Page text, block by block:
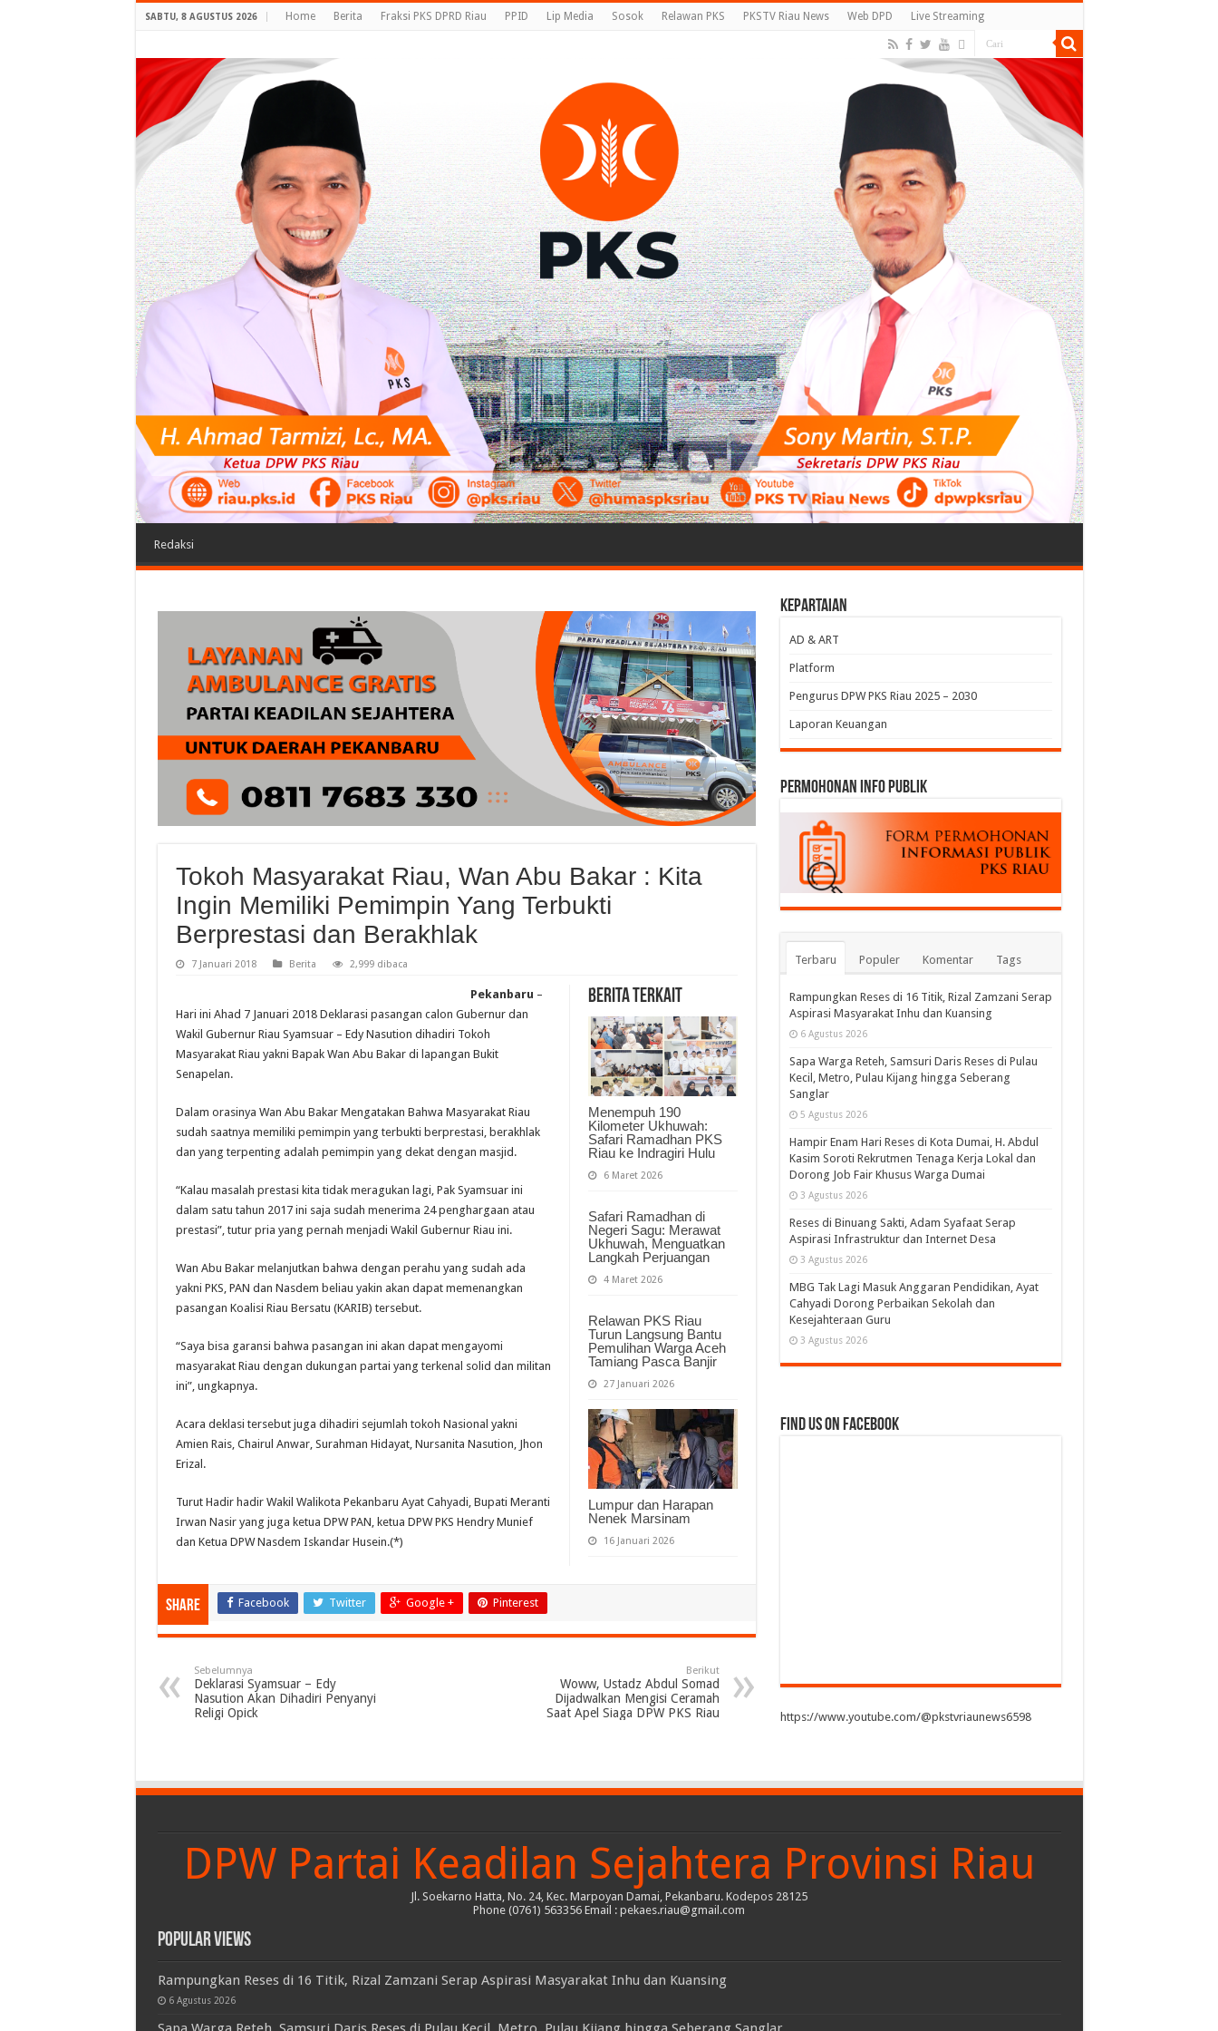
SABTU, 8 AGUSTUS 2026 Home Berita Fraksi PKS DPRD Riau PPID Lip Media Sosok Relawan PKS PKSTV Riau News Web DPD Live Streaming
Redaksi
Tokoh Masyarakat Riau, Wan Abu Bakar : Kita
Ingin Memiliki Pemimpin Yang Terbukti
Berprestasi dan Berakhlak
7 Januari 2018 Berita 2,999 dibaca
Berita Terkait
Menempuh 190
Kilometer Ukhuwah:
Safari Ramadhan PKS
Riau ke Indragiri Hulu
6 Maret 2026
Safari Ramadhan di
Negeri Sagu: Merawat
Ukhuwah, Menguatkan
Langkah Perjuangan
4 Maret 2026
Relawan PKS Riau
Turun Langsung Bantu
Pemulihan Warga Aceh
Tamiang Pasca Banjir
27 Januari 2026
Lumpur dan Harapan
Nenek Marsinam
16 Januari 2026
Pekanbaru –
Hari ini Ahad 7 Januari 2018 Deklarasi pasangan calon Gubernur dan
Wakil Gubernur Riau Syamsuar – Edy Nasution dihadiri Tokoh
Masyarakat Riau yakni Bapak Wan Abu Bakar di lapangan Bukit
Senapelan.
Dalam orasinya Wan Abu Bakar Mengatakan Bahwa Masyarakat Riau
sudah saatnya memiliki pemimpin yang terbukti berprestasi, berakhlak
dan yang terpenting adalah pemimpin yang dekat dengan masjid.
“Kalau masalah prestasi kita tidak meragukan lagi, Pak Syamsuar ini
dalam satu tahun 2017 ini saja sudah menerima 24 penghargaan atau
prestasi”, tutur pria yang pernah menjadi Wakil Gubernur Riau ini.
Wan Abu Bakar melanjutkan bahwa dengan perahu yang sudah ada
yakni PKS, PAN dan Nasdem beliau yakin akan dapat memenangkan
pasangan Koalisi Riau Bersatu (KARIB) tersebut.
“Saya bisa garansi bahwa pasangan ini akan dapat mengayomi
masyarakat Riau dengan dukungan partai yang terkenal solid dan militan
ini”, ungkapnya.
Acara deklasi tersebut juga dihadiri sejumlah tokoh Nasional yakni
Amien Rais, Chairul Anwar, Surahman Hidayat, Nursanita Nasution, Jhon
Erizal.
Turut Hadir hadir Wakil Walikota Pekanbaru Ayat Cahyadi, Bupati Meranti
Irwan Nasir yang juga ketua DPW PAN, ketua DPW PKS Hendry Munief
dan Ketua DPW Nasdem Iskandar Husein.(*)
Share Facebook Twitter Google + Pinterest
Sebelumnya
Deklarasi Syamsuar – Edy
Nasution Akan Dihadiri Penyanyi
Religi Opick
Berikut
Woww, Ustadz Abdul Somad
Dijadwalkan Mengisi Ceramah
Saat Apel Siaga DPW PKS Riau
Kepartaian
AD & ART
Platform
Pengurus DPW PKS Riau 2025 – 2030
Laporan Keuangan
permohonan Info Publik
Terbaru Populer Komentar Tags
Rampungkan Reses di 16 Titik, Rizal Zamzani Serap
Aspirasi Masyarakat Inhu dan Kuansing
6 Agustus 2026
Sapa Warga Reteh, Samsuri Daris Reses di Pulau
Kecil, Metro, Pulau Kijang hingga Seberang
Sanglar
5 Agustus 2026
Hampir Enam Hari Reses di Kota Dumai, H. Abdul
Kasim Soroti Rekrutmen Tenaga Kerja Lokal dan
Dorong Job Fair Khusus Warga Dumai
3 Agustus 2026
Reses di Binuang Sakti, Adam Syafaat Serap
Aspirasi Infrastruktur dan Internet Desa
3 Agustus 2026
MBG Tak Lagi Masuk Anggaran Pendidikan, Ayat
Cahyadi Dorong Perbaikan Sekolah dan
Kesejahteraan Guru
3 Agustus 2026
Find us on Facebook
https://www.youtube.com/@pkstvriaunews6598
DPW Partai Keadilan Sejahtera Provinsi Riau
Jl. Soekarno Hatta, No. 24, Kec. Marpoyan Damai, Pekanbaru. Kodepos 28125
Phone (0761) 563356 Email : pekaes.riau@gmail.com
Popular Views
Rampungkan Reses di 16 Titik, Rizal Zamzani Serap Aspirasi Masyarakat Inhu dan Kuansing
6 Agustus 2026